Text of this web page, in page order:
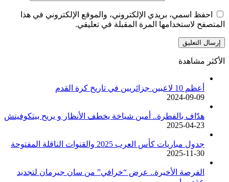
احفظ اسمي، بريدي الإلكتروني، والموقع الإلكتروني في هذا
المتصفح لاستخدامها المرة المقبلة في تعليقي.
الأكثر مشاهدة
أعظم 10 لاعبين جزائريين في تاريخ كرة القدم
2024-09-09
هدّاف بالفطرة.. أمين شياخة يخطف الأنظار و يريح بيتكوفيتش
2025-04-23
جدول مباريات كأس العرب 2025 والقنوات الناقلة المفتوحة
2025-11-30
الفرصة الأخيرة.. عرض “خرافي” من سان جيرمان لتجديد